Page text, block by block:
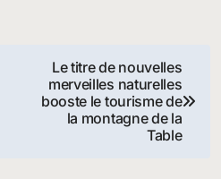
Le titre de nouvelles
merveilles naturelles
booste le tourisme de
la montagne de la
Table